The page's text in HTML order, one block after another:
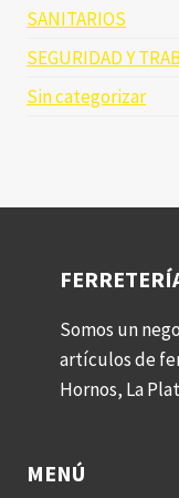
SANITARIOS
SEGURIDAD Y
Sin categorizar
Somos un
artículos de
Hornos, La
MENÚ